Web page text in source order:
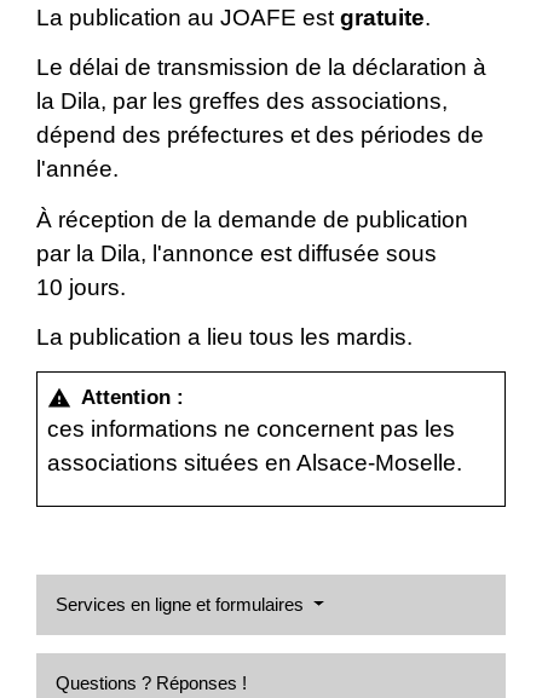
La publication au JOAFE est gratuite.
Le délai de transmission de la déclaration à
la Dila, par les greffes des associations,
dépend des préfectures et des périodes de
l'année.
À réception de la demande de publication
par la Dila, l'annonce est diffusée sous
10 jours.
La publication a lieu tous les mardis.
warning Attention :
ces informations ne concernent pas les
associations situées en Alsace-Moselle.
Services en ligne et formulaires
Questions ? Réponses !